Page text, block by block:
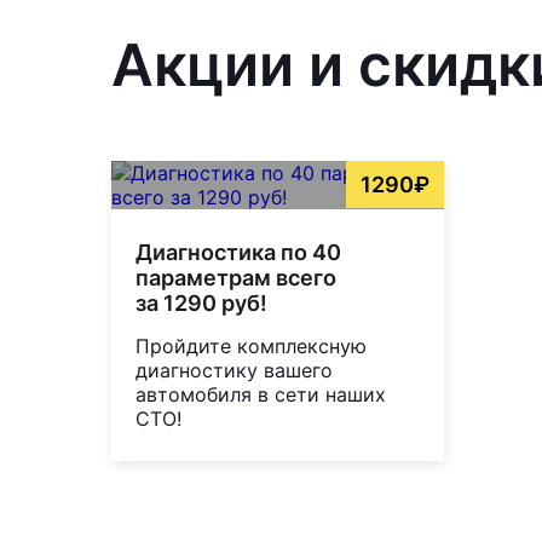
Акции и
1290₽
Диагностика по 40
параметрам всего
за 1290 руб!
Пройдите комплексную
диагностику вашего
автомобиля в сети наших
СТО!